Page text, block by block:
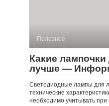
Полезное
Какие
лучше —
Светодиодные лампы для
технические
необходимо учитывать